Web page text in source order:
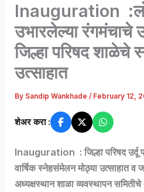
Inauguration
उभारलेल्या रंगमंचाचे
जिल्हा परिषद शाळेचे
उत्साहात
By Sandip Wankhade/ February 12,
शेअर करा :
Inauguration : जिल्हा परिषद उर्दू
वार्षिक स्नेहसंमेलन मोठ्या उत्साहात व
अध्यक्षस्थान शाळा व्यवस्थापन समितीचे